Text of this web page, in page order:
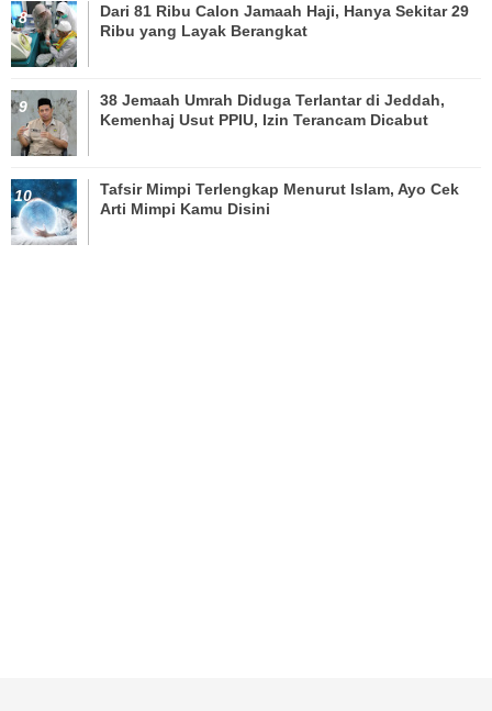
Dari 81 Ribu Calon Jamaah Haji, Hanya Sekitar 29
Ribu yang Layak Berangkat
38 Jemaah Umrah Diduga Terlantar di Jeddah,
Kemenhaj Usut PPIU, Izin Terancam Dicabut
Tafsir Mimpi Terlengkap Menurut Islam, Ayo Cek
Arti Mimpi Kamu Disini